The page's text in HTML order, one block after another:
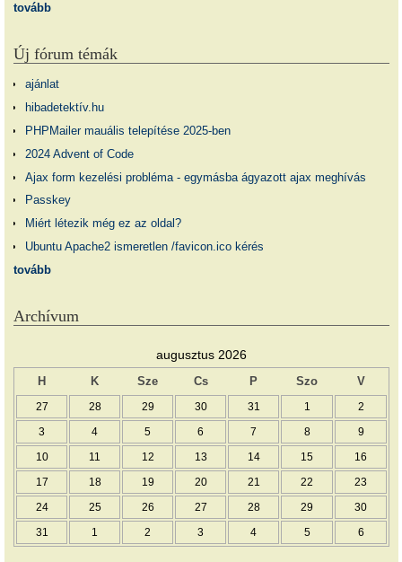
tovább
Új fórum témák
ajánlat
hibadetektív.hu
PHPMailer mauális telepítése 2025-ben
2024 Advent of Code
Ajax form kezelési probléma - egymásba ágyazott ajax meghívás
Passkey
Miért létezik még ez az oldal?
Ubuntu Apache2 ismeretlen /favicon.ico kérés
tovább
Archívum
augusztus 2026
H K Sze Cs P Szo V
27 28 29 30 31 1 2
3 4 5 6 7 8 9
10 11 12 13 14 15 16
17 18 19 20 21 22 23
24 25 26 27 28 29 30
31 1 2 3 4 5 6